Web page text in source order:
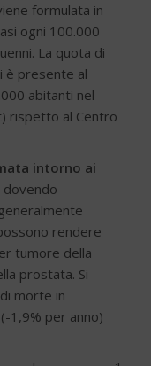
formulata in
ogni 100.000
La quota di
è presente al
abitanti nel
rispetto al Centro
intorno ai
dovendo
rendere
tumore della
prostata. Si
morte in
1,9% per anno)